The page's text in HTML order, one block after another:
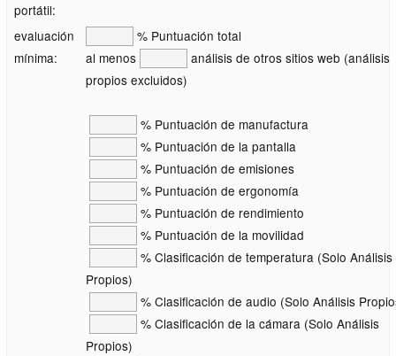
portátil:
evaluación
mínima:
% Puntuación total
al menos
análisis de otros sitios web (análisis
propios excluidos)
% Puntuación de manufactura
% Puntuación de la pantalla
% Puntuación de emisiones
% Puntuación de ergonomía
% Puntuación de rendimiento
% Puntuación de la movilidad
% Clasificación de temperatura (Solo Análisis
Propios)
% Clasificación de audio (Solo Análisis
% Clasificación de la cámara (Solo Análisis
Propios)